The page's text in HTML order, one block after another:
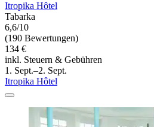
Itropika Hôtel
Tabarka
6,6/10
(190 Bewertungen)
134 €
inkl. Steuern & Gebühren
1. Sept.–2. Sept.
Itropika Hôtel